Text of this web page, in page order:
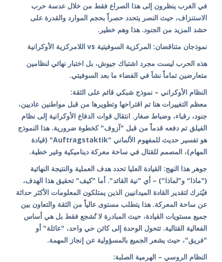
في الغرب ينظرون إلى هذا الصراع فقط من خلال عدسة حرب
الاستنزاف، حيث النصر يتحدد حصراً بحجم الموارد والقدرة على
حشد المزيد من الجنود. هذا وهم خطير.
نموذجان متناقضان: المركزية السوفيتية vs اللامركزية الأوكرانية
هذه الحرب ليست مجرد اشتباك جيوش، بل اختبار نهائي لنظامين
متعارضين تماماً نشآ في الفضاء ما بعد السوفيتي.
النظام الأوكراني – نموذج شبكي قائم على الثقة:
معظم التغييرات هنا تم اقتراحها وتطويرها من قبل مواطنين عاديين،
جنود، رقباء، وضباط صغار. انتقال قوات الدفاع الأوكرانية إلى نظام
الفيلق تم دفعه قدماً من قبل "آزوف" كخطوة ضرورية. هذا النموذج
هو تفسير حديث للمفهوم الألماني "Auftragstaktik" (قيادة
المهام)، المصمم للقتال في ساحة معركة ديناميكية وغير خطية.
جوهر هذا النهج: القيادة العليا تحدد هدف العملية والنتيجة النهائية
("ماذا" و"لماذا") – أي "نية القائد". أما "كيف" تحقيق هذا الهدف،
فيُترك لتقدير القادة الميدانيين الذين يمتلكون المعلومات الأكثر حداثة
عن ساحة المعركة. هذا يتطلب مستوى عالياً من الثقة والتعاون بين
جميع مستويات القيادة، حيث المبادرة لا تُشجع فقط بل هي أساس
الفعالية القتالية. تتحول الوحدة إلى كائن حي واحد، "عائلة" أو
"فريق"، حيث يشعر الجميع بالمسؤولية عن إنجاز المهمة.
النظام الروسي – الهرمية الصلبة: